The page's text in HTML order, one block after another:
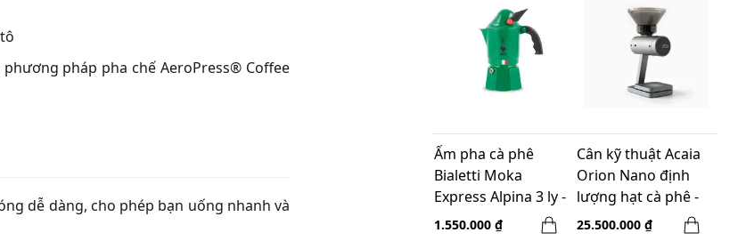
pháp pha chế AeroPress® Coffee
dễ dàng, cho phép bạn uống nhanh và
Ấm pha cà phê
Bialetti Moka
Express Alpina 3 ly -
màu xanh
1.550.000 ₫
Cân kỹ thuật Acaia
Orion Nano định
lượng hạt cà phê -
0,1g/500g,
25.500.000 ₫